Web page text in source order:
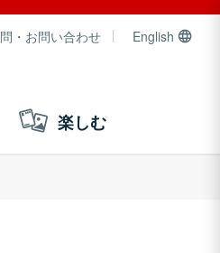
・お問い合わせ English
楽しむ